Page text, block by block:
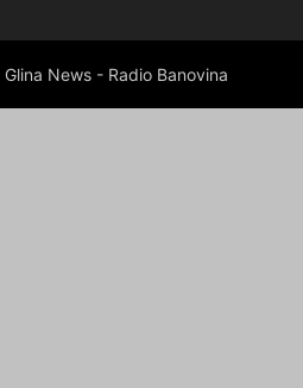
News - Radio Banovina